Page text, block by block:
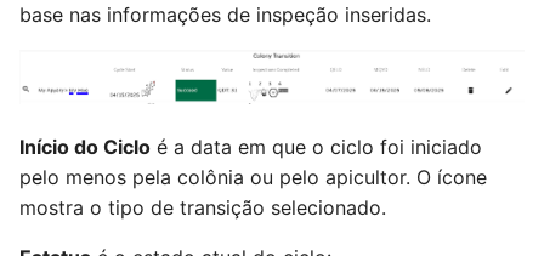
base nas informações de inspeção inseridas.
Início do Ciclo é a data em que o ciclo foi iniciado
pelo menos pela colônia ou pelo apicultor. O ícone
mostra o tipo de transição selecionado.